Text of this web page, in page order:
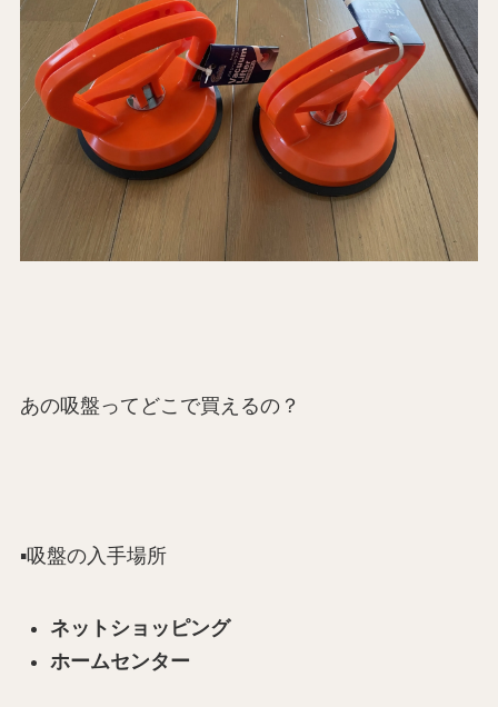
あの吸盤ってどこで買えるの？
▪️吸盤の入手場所
ネットショッピング
ホームセンター